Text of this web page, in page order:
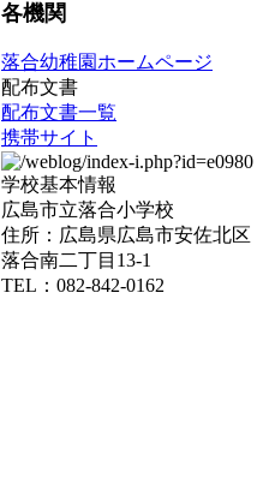
各機関
落合幼稚園ホームページ
配布文書
配布文書一覧
携帯サイト
学校基本情報
広島市立落合小学校
住所：広島県広島市安佐北区
落合南二丁目13-1
TEL：082-842-0162